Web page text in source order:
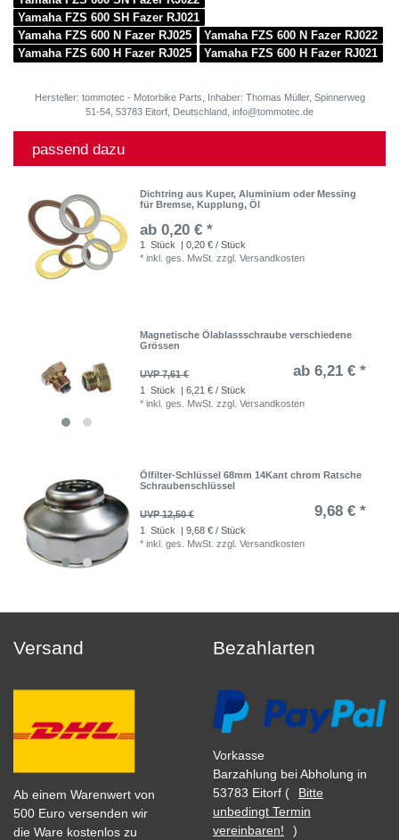
Yamaha FZS 600 SH Fazer RJ021
Yamaha FZS 600 N Fazer RJ025
Yamaha FZS 600 N Fazer RJ022
Yamaha FZS 600 H Fazer RJ025
Yamaha FZS 600 H Fazer RJ021
Hersteller: tommotec - Motorbike Parts, Inhaber: Thomas Müller, Spinnerweg
51-54, 53783 Eitorf, Deutschland, info@tommotec.de
passend dazu
Dichtring aus Kuper, Aluminium oder Messing
für Bremse, Kupplung, Öl
ab 0,20 € *
1 Stück
| 0,20 € / Stück
*inkl. ges. MwSt. zzgl.Versandkosten
Magnetische Ölablassschraube verschiedene
Grössen
UVP 7,61 € ab 6,21 € *
1 Stück
| 6,21 € / Stück
*inkl. ges. MwSt. zzgl.Versandkosten
Ölfilter-Schlüssel 68mm 14Kant chrom Ratsche
Schraubenschlüssel
UVP 12,50 € 9,68 € *
1 Stück
| 9,68 € / Stück
*inkl. ges. MwSt. zzgl.Versandkosten
Versand
Ab einem Warenwert von
500 Euro versenden wir
die Ware kostenlos zu
Bezahlarten
Vorkasse
Barzahlung bei Abholung in
53783 Eitorf (
Bitte
unbedingt Termin
vereinbaren!
)